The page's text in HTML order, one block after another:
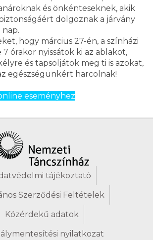
és önkénteseknek, akik
dolgoznak a járvány
hogy március 27-én, a színházi
órakor nyissátok ki az ablakot,
és tapsoljátok meg ti is azokat,
egészségünkért harcolnak!
eseményhez
tájékoztató
Szerződési Feltételek
Közérdekű adatok
nyilatkozat